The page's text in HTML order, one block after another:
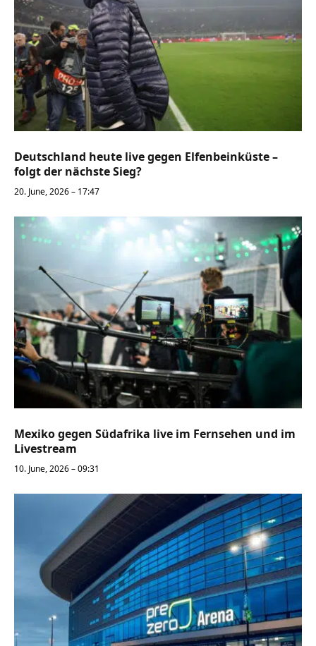
Deutschland heute live gegen Elfenbeinküste –
folgt der nächste Sieg?
20. June, 2026 – 17:47
Mexiko gegen Südafrika live im Fernsehen und im
Livestream
10. June, 2026 – 09:31